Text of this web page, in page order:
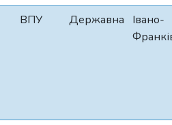
ВПУ Державна
Івано-